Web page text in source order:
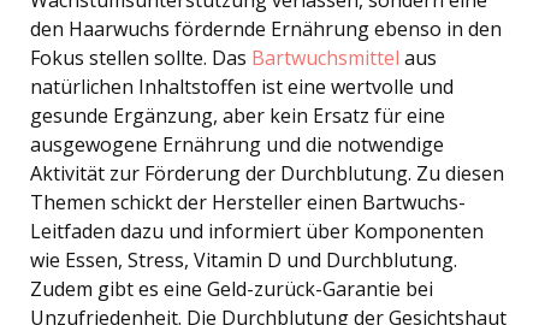
den Haarwuchs fördernde Ernährung ebenso in den
Fokus stellen sollte. Das Bartwuchsmittel aus
natürlichen Inhaltstoffen ist eine wertvolle und
gesunde Ergänzung, aber kein Ersatz für eine
ausgewogene Ernährung und die notwendige
Aktivität zur Förderung der Durchblutung. Zu diesen
Themen schickt der Hersteller einen Bartwuchs-
Leitfaden dazu und informiert über Komponenten
wie Essen, Stress, Vitamin D und Durchblutung.
Zudem gibt es eine Geld-zurück-Garantie bei
Unzufriedenheit. Die Durchblutung der Gesichtshaut